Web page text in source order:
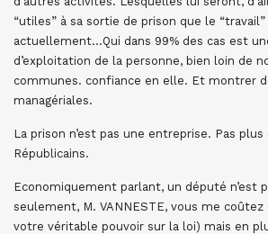
“utiles” à sa sortie de prison que le “travail”
actuellement…Qui dans 99% des cas est
d’exploitation de la personne, bien loin de
communes. confiance en elle. Et montrer
managériales.
La prison n’est pas une entreprise. Pas plus
Républicains.
Economiquement parlant, un député n’est
seulement, M. VANNESTE, vous me coûtez
votre véritable pouvoir sur la loi) mais en